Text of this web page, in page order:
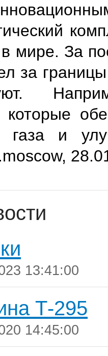
в мире. За
за
которые
газа и
13:41:00
Т-295
14:45:00